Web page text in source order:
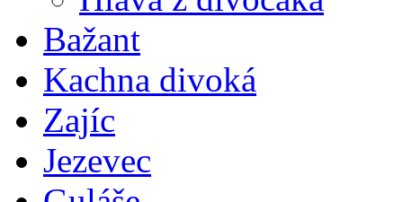
Bažant
Kachna divoká
Zajíc
Jezevec